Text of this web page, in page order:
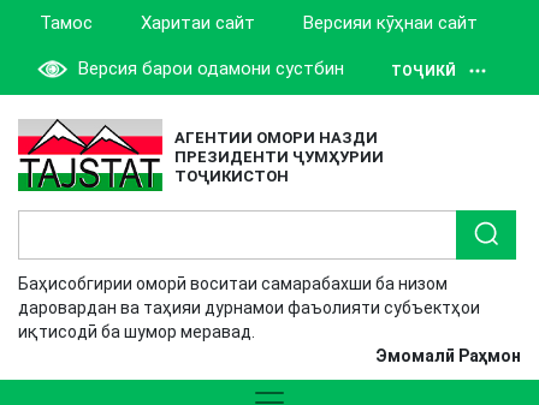
Тамос Харитаи сайт Версияи кӯҳнаи сайт
Версия барои одамони сустбин ТОҶИКӢ
АГЕНТИИ ОМОРИ НАЗДИ
ПРЕЗИДЕНТИ ҶУМҲУРИИ
ТОҶИКИСТОН
Баҳисобгирии оморӣ воситаи самарабахши ба низом
даровардан ва таҳияи дурнамои фаъолияти субъектҳои
иқтисодӣ ба шумор меравад.
Эмомалӣ Раҳмон